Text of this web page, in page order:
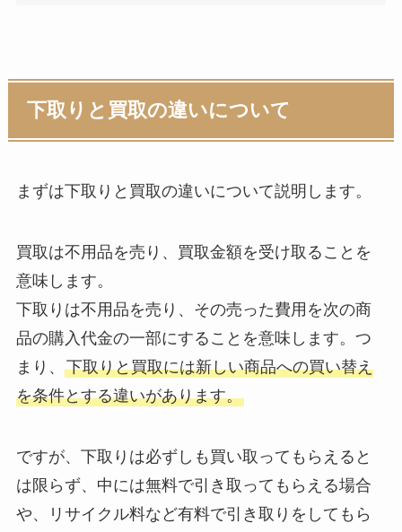
下取りと買取の違いについて
まずは下取りと買取の違いについて説明します。
買取は不用品を売り、買取金額を受け取ることを
意味します。
下取りは不用品を売り、その売った費用を次の商
品の購入代金の一部にすることを意味します。つ
まり、 下取りと買取には新しい商品への買い替え
を条件とする違いがあります。
ですが、下取りは必ずしも買い取ってもらえると
は限らず、中には無料で引き取ってもらえる場合
や、リサイクル料など有料で引き取りをしてもら